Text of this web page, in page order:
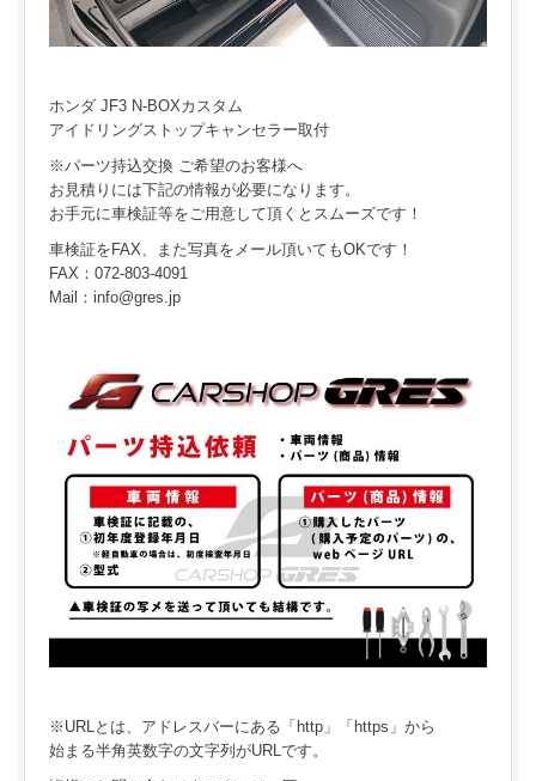
ホンダ JF3 N-BOXカスタム
アイドリングストップキャンセラー取付
※パーツ持込交換 ご希望のお客様へ
お見積りには下記の情報が必要になります。
お手元に車検証等をご用意して頂くとスムーズです！
車検証をFAX、また写真をメール頂いてもOKです！
FAX：072-803-4091
Mail：info@gres.jp
※URLとは、アドレスバーにある「http」「https」から
始まる半角英数字の文字列がURLです。